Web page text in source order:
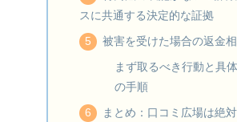
スに共通する決定的な証拠
被害を受けた場合の返金
まず取るべき行動と具
の手順
まとめ：口コミ広場は絶